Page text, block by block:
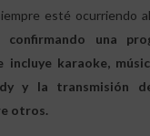
esté ocurriendo
confirmando una
incluye karaoke,
y la transmisión
otros.